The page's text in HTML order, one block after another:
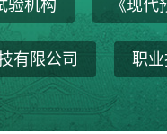
验机构 《现
有限公司 职